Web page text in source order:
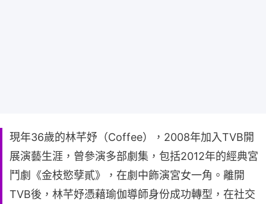
現年36歲的林芊妤（Coffee），2008年加入TVB開
展演藝生涯，曾參演多部劇集，包括2012年的經典宮
鬥劇《金枝慾孽貳》，在劇中飾演宮女一角。離開
TVB後，林芊妤憑藉瑜伽導師身份成功轉型，在社交